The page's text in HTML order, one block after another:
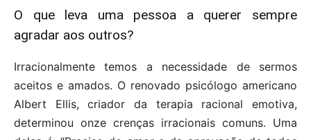
O que leva uma pessoa a querer sempre
agradar aos outros?
Irracionalmente temos a necessidade de sermos
aceitos e amados. O renovado psicólogo americano
Albert Ellis, criador da terapia racional emotiva,
determinou onze crenças irracionais comuns. Uma